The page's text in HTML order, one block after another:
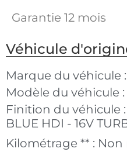
Garantie 12 mois
Véhicule
Marque du véhicule :
Modèle du véhicule :
Finition du véhicule :
BLUE HDI - 16V
Kilométrage ** : Non